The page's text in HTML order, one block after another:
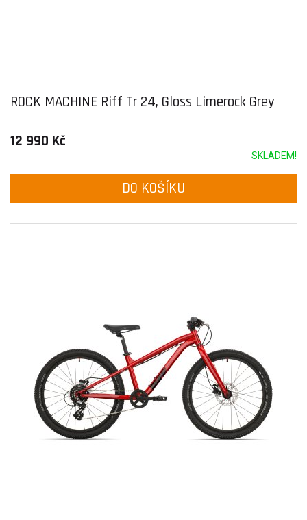
ROCK MACHINE Riff Tr 24, Gloss Limerock Grey
12 990 Kč
SKLADEM!
DO KOŠÍKU